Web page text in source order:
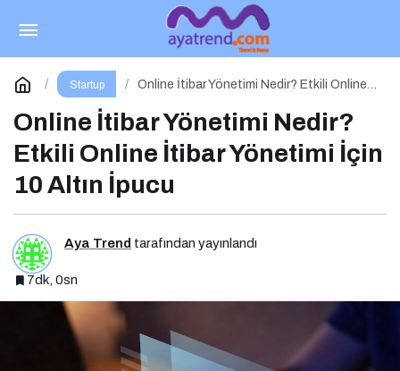
Startup
Online İtibar Yönetimi Nedir? Etkili Online
Online İtibar Yönetimi Nedir?
Etkili Online İtibar Yönetimi İçin
10 Altın İpucu
Aya Trend tarafından yayınlandı
7dk, 0sn
E-Ticaret Yönetimi Nedir? Etkili E-Ticaret
Yönetimi İçin 10 Altın İpucu
Yorum Yap